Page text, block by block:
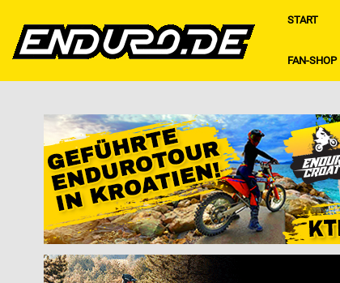
START
FAN-SHOP